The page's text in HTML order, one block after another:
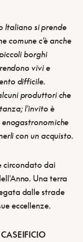
Italiano si prende
comunec'è anche
borghi
vivi e
difficile.
produttori che
; l'invito è
enogastronomiche
con un acquisto.
circondato dai
Una terra
dalle strade
eccellenze.
CASEIFICIO